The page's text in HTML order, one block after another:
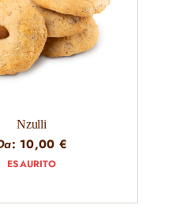
Nzulli
: 10,00 €
ESAURITO